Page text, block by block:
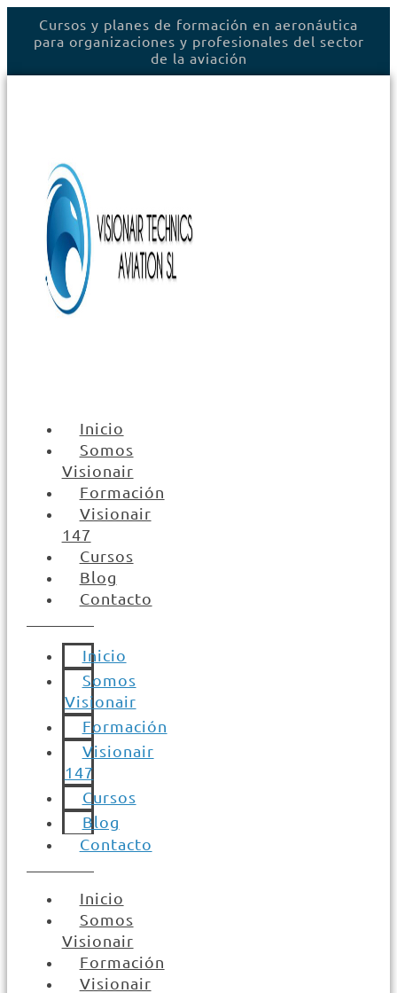
Cursos y planes de formación en aeronáutica
para organizaciones y profesionales del sector
de la aviación
Inicio
Somos
Visionair
Formación
Visionair
147
Cursos
Blog
Contacto
Inicio
Somos
Visionair
Formación
Visionair
147
Cursos
Blog
Contacto
Inicio
Somos
Visionair
Formación
Visionair